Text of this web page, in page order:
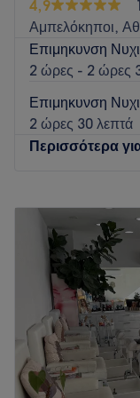
Κάθε ραντεβού
φροντίδα και
4,9
Αμπελόκηποι,
Επιμηκυνση
2 ώρες - 2 ώρες
Επιμηκυνση
2 ώρες 30 λεπτά
Περισσότερα
Τετάρτη
Πέμπτη
Παρασκευή
Σάββατο
Κυριακή
Το Queen City
ψάχνεις αν θέλεις